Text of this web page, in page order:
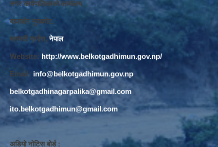
नगर कार्यपालिकाको कार्यालय,
बाघखोर नुवाकोट,
बागमती प्रदेश, नेपाल
Website: http://www.belkotgadhimun.gov.np/
Email: info@belkotgadhimun.gov.np
belkotgadhinagarpalika@gmail.com
ito.belkotgadhimun@gmail.com
अडियो नोटिस बोर्ड :